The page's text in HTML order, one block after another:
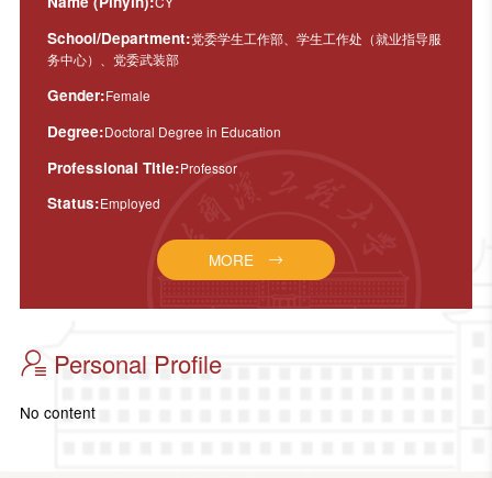
School/Department:党委学生工作部、学生工作处（就业指导服
务中心）、党委武装部
Gender:Female
Degree:Doctoral Degree in Education
Professional Title:Professor
Status:Employed
MORE
Personal Profile
No content